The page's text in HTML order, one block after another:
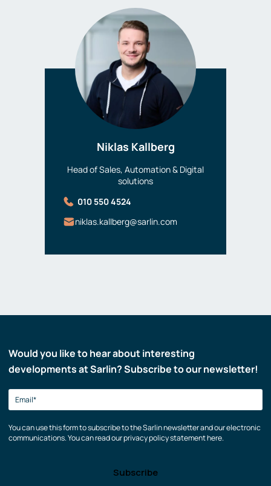
Niklas Kallberg
Head of Sales, Automation & Digital
solutions
010 550 4524
niklas.kallberg@sarlin.com
Would you like to hear about interesting
developments at Sarlin? Subscribe to our newsletter!
You can use this form to subscribe to the Sarlin newsletter and our electronic
communications. You can read our privacy policy statement here.